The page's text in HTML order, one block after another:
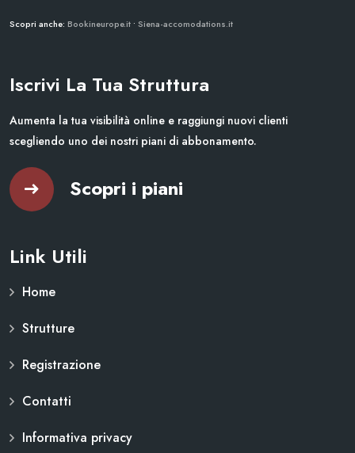
Scopri anche: Bookineurope.it • Siena-accomodations.it
Iscrivi La Tua Struttura
Aumenta la tua visibilità online e raggiungi nuovi clienti
scegliendo uno dei nostri piani di abbonamento.
Scopri i piani
Link Utili
Home
Strutture
Registrazione
Contatti
Informativa privacy